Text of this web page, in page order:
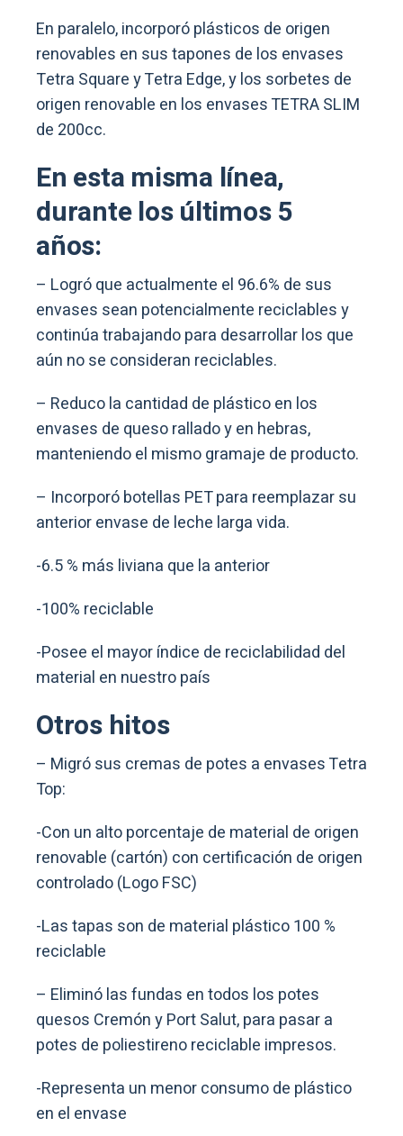
En paralelo, incorporó plásticos de origen
renovables en sus tapones de los envases
Tetra Square y Tetra Edge, y los sorbetes de
origen renovable en los envases TETRA SLIM
de 200cc.
En esta misma línea,
durante los últimos 5
años:
– Logró que actualmente el 96.6% de sus
envases sean potencialmente reciclables y
continúa trabajando para desarrollar los que
aún no se consideran reciclables.
– Reduco la cantidad de plástico en los
envases de queso rallado y en hebras,
manteniendo el mismo gramaje de producto.
– Incorporó botellas PET para reemplazar su
anterior envase de leche larga vida. ​
-6.5 % más liviana que la anterior​
-100% reciclable​
-Posee el mayor índice de reciclabilidad del
material en nuestro país​
Otros hitos
– Migró sus cremas de potes a envases Tetra
Top: ​
-Con un alto porcentaje de material de origen
renovable (cartón) con certificación de origen
controlado (Logo FSC)​
-Las tapas son de material plástico 100 %
reciclable
– Eliminó las fundas en todos los potes
quesos Cremón y Port Salut, para pasar a
potes de poliestireno reciclable impresos.
-Representa un menor consumo de plástico
en el envase​